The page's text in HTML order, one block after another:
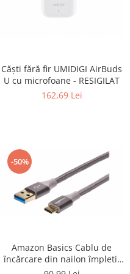
Căști fără fir UMIDIGI AirBuds
U cu microfoane - RESIGILAT
162,69 Lei
-50%
Amazon Basics Cablu de
încărcare din nailon împletit
dublu de la USB tip C la tip A